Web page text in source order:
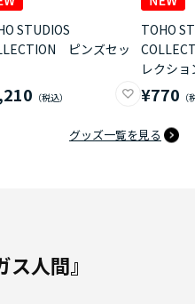
STUDIOS
ピンズセッ
TOHO
レクシ
¥770
グッズ一覧を見る
人間』